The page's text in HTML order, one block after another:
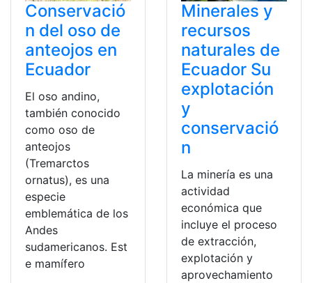
Conservació
n del oso de
anteojos en
Ecuador
El oso andino,
también conocido
como oso de
anteojos
(Tremarctos
ornatus), es una
especie
emblemática de los
Andes
sudamericanos. Est
e mamífero
Minerales y
recursos
naturales de
Ecuador Su
explotación
y
conservació
n
La minería es una
actividad
económica que
incluye el proceso
de extracción,
explotación y
aprovechamiento